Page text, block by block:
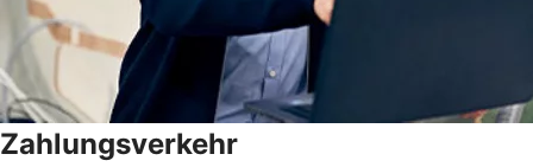
Zahlungsverkehr